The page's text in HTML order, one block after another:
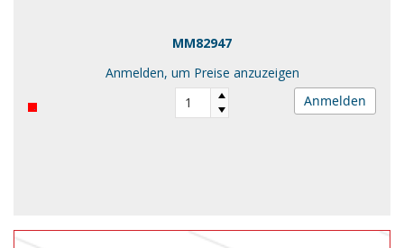
MM82947
Anmelden, um Preise anzuzeigen
Anmelden